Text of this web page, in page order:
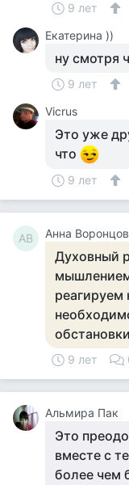
9 лет
Екатерина ))
ну смотря
9 лет
Vicrus
Это уже
что
9 лет
АВ Анна
Духовный
реагируем
9 лет
Альмира Пак
Это
вместе с
более чем